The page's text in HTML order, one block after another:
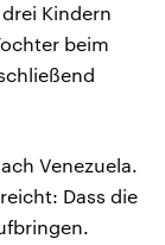
Kindern
beim
Venezuela.
Dass die